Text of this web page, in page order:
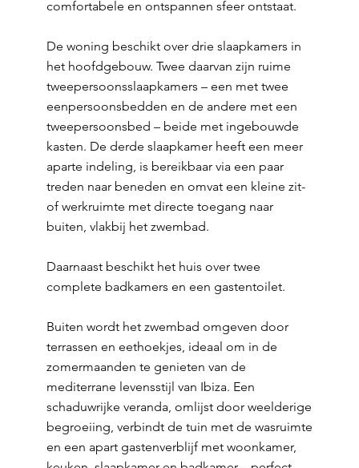
comfortabele en ontspannen sfeer ontstaat.
De woning beschikt over drie slaapkamers in
het hoofdgebouw. Twee daarvan zijn ruime
tweepersoonsslaapkamers – een met twee
eenpersoonsbedden en de andere met een
tweepersoonsbed – beide met ingebouwde
kasten. De derde slaapkamer heeft een meer
aparte indeling, is bereikbaar via een paar
treden naar beneden en omvat een kleine zit-
of werkruimte met directe toegang naar
buiten, vlakbij het zwembad.
Daarnaast beschikt het huis over twee
complete badkamers en een gastentoilet.
Buiten wordt het zwembad omgeven door
terrassen en eethoekjes, ideaal om in de
zomermaanden te genieten van de
mediterrane levensstijl van Ibiza. Een
schaduwrijke veranda, omlijst door weelderige
begroeiing, verbindt de tuin met de wasruimte
en een apart gastenverblijf met woonkamer,